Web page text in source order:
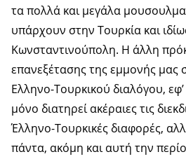
τα πολλά και μεγάλα
υπάρχουν στην Τουρκία και
Κωνσταντινούπολη. Η άλλη
επανεξέτασης της εμμονής μας
Ελληνο-Τουρκικού διαλόγου,
μόνο διατηρεί ακέραιες τις
Έλληνο-Τουρκικές διαφορές,
πάντα, ακόμη και αυτή την